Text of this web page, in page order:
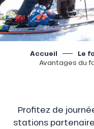
Accueil
Le
Avantages du
Profitez de
stations